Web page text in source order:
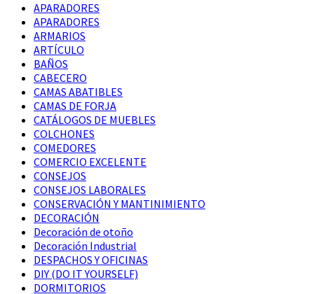
APARADORES
APARADORES
ARMARIOS
ARTÍCULO
BAÑOS
CABECERO
CAMAS ABATIBLES
CAMAS DE FORJA
CATÁLOGOS DE MUEBLES
COLCHONES
COMEDORES
COMERCIO EXCELENTE
CONSEJOS
CONSEJOS LABORALES
CONSERVACIÓN Y MANTINIMIENTO
DECORACIÓN
Decoración de otoño
Decoración Industrial
DESPACHOS Y OFICINAS
DIY (DO IT YOURSELF)
DORMITORIOS